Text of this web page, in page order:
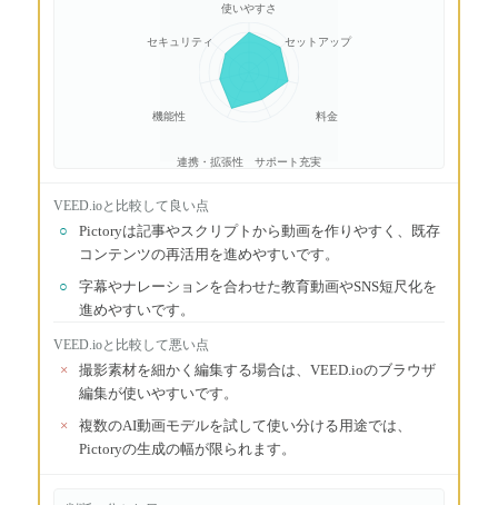
使いやすさ
セットアップ
料金
サポート充実
連携・拡張性
機能性
セキュリティ
VEED.ioと比較して良い点
○
Pictoryは記事やスクリプトから動画を作りやすく、既存
コンテンツの再活用を進めやすいです。
○
字幕やナレーションを合わせた教育動画やSNS短尺化を
進めやすいです。
VEED.ioと比較して悪い点
×
撮影素材を細かく編集する場合は、VEED.ioのブラウザ
編集が使いやすいです。
×
複数のAI動画モデルを試して使い分ける用途では、
Pictoryの生成の幅が限られます。